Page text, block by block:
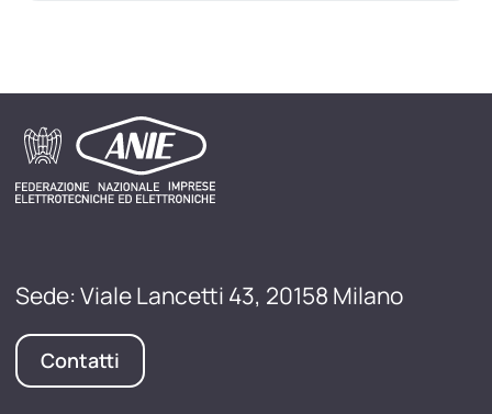
Sede: Viale Lancetti 43, 20158 Milano
Contatti